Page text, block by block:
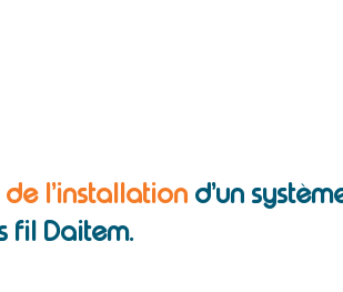
l’installation d’un
fil Daitem.